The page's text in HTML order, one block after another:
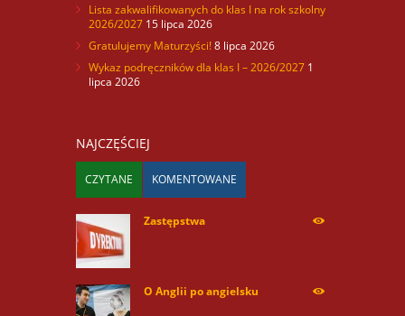
Lista zakwalifikowanych do klas I na rok szkolny
2026/2027 15 lipca 2026
Gratulujemy Maturzyści!8 lipca 2026
Wykaz podręczników dla klas I – 2026/2027 1
lipca 2026
NAJCZĘŚCIEJ
CZYTANE KOMENTOWANE
Zastępstwa
O Anglii po angielsku